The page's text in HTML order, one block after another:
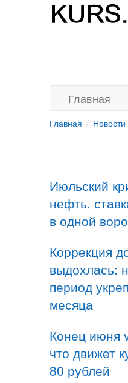
Главная
Главная Новости
Июльский
нефть,
в одной
Коррекция
выдохлась:
период
месяца
Конец июня
что движет
80 рублей